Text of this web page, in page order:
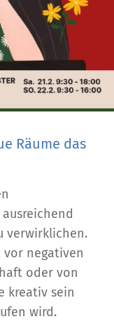
Räume das
verwirklichen.
vor negativen
oder von
kreativ sein
wird.